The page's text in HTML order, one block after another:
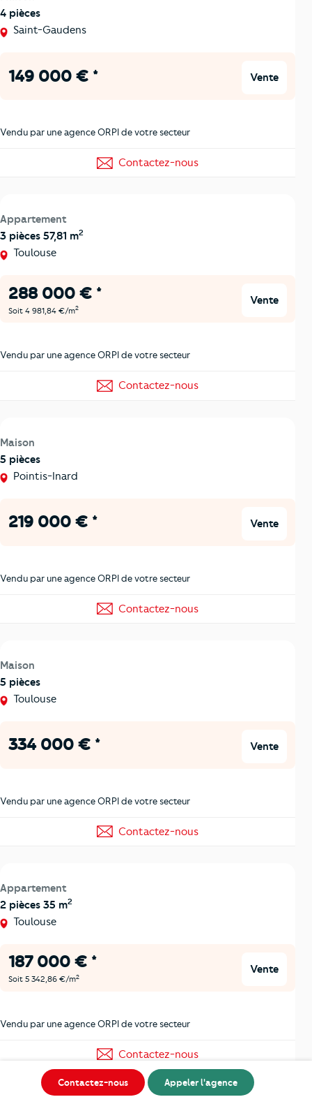
4 pièces
Saint-Gaudens
149 000 € * Vente
Vendu par une agence ORPI de votre secteur
Contactez-nous
Appartement
3 pièces 57,81 m2
Toulouse
288 000 € *
Soit 4 981,84 €/m2
Vente
Vendu par une agence ORPI de votre secteur
Contactez-nous
Maison
5 pièces
Pointis-Inard
219 000 € * Vente
Vendu par une agence ORPI de votre secteur
Contactez-nous
Maison
5 pièces
Toulouse
334 000 € * Vente
Vendu par une agence ORPI de votre secteur
Contactez-nous
Appartement
2 pièces 35 m2
Toulouse
187 000 € *
Soit 5 342,86 €/m2
Vente
Vendu par une agence ORPI de votre secteur
Contactez-nous
Contactez-nous Appeler l'agence